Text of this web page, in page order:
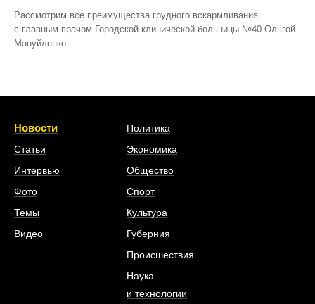
Рассмотрим все преимущества грудного вскармливания
с главным врачом Городской клинической больницы №40 Ольгой
Мануйленко.
Новости
Статьи
Интервью
Фото
Темы
Видео
Политика
Экономика
Общество
Спорт
Культура
Губерния
Происшествия
Наука
и технологии